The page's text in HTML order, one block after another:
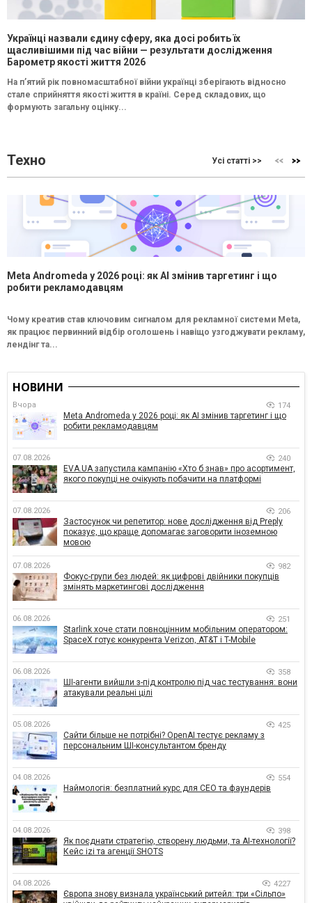
Українці назвали єдину сферу, яка досі робить їх
щасливішими під час війни — результати дослідження
Барометр якості життя 2026
На п’ятий рік повномасштабної війни українці зберігають відносно
стале сприйняття якості життя в країні. Серед складових, що
формують загальну оцінку...
Техно Усі статті >>
Meta Andromeda у 2026 році: як AI змінив таргетинг і що
робити рекламодавцям
Чому креатив став ключовим сигналом для рекламної системи Meta,
як працює первинний відбір оголошень і навіщо узгоджувати рекламу,
лендінг та...
НОВИНИ
Вчора 174
Meta Andromeda у 2026 році: як AI змінив таргетинг і що
робити рекламодавцям
07.08.2026 240
EVA.UA запустила кампанію «Хто б знав» про асортимент,
якого покупці не очікують побачити на платформі
07.08.2026 206
Застосунок чи репетитор: нове дослідження від Preply
показує, що краще допомагає заговорити іноземною
мовою
07.08.2026 982
Фокус-групи без людей: як цифрові двійники покупців
змінять маркетингові дослідження
06.08.2026 251
Starlink хоче стати повноцінним мобільним оператором:
SpaceX готує конкурента Verizon, AT&T і T-Mobile
06.08.2026 358
ШІ-агенти вийшли з-під контролю під час тестування: вони
атакували реальні цілі
05.08.2026 425
Сайти більше не потрібні? OpenAI тестує рекламу з
персональним ШІ-консультантом бренду
04.08.2026 554
Наймологія: безплатний курс для CEO та фаундерів
04.08.2026 398
Як поєднати стратегію, створену людьми, та AI-технології?
Кейс izi та агенції SHOTS
04.08.2026 4227
Європа знову визнала український ритейл: три «Сільпо»